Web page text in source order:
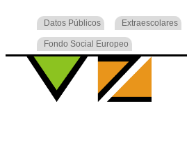
Datos Públicos Extraescolares
Fondo Social Europeo